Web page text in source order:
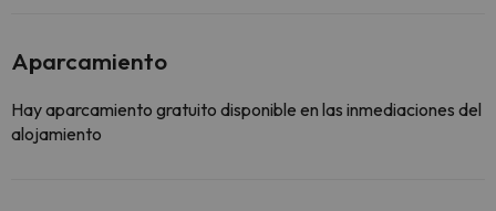
Aparcamiento
Hay aparcamiento gratuito disponible en las inmediaciones del
alojamiento